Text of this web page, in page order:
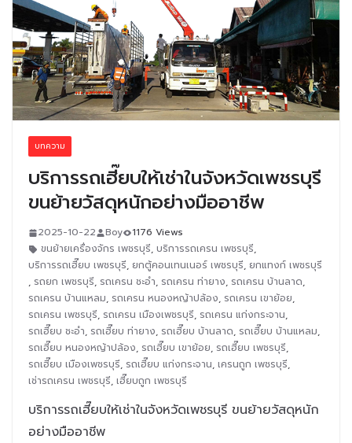
บทความ
บริการรถเฮี๊ยบให้เช่าในจังหวัดเพชรบุรี
ขนย้ายวัสดุหนักอย่างมืออาชีพ
2025-10-22 Boy
1176 Views
ขนย้ายเครื่องจักร เพชรบุรี, บริการรถเครน เพชรบุรี,
บริการรถเฮี๊ยบ เพชรบุรี, ยกตู้คอนเทนเนอร์ เพชรบุรี, ยกแทงก์ เพชรบุรี
, รถยก เพชรบุรี, รถเครน ชะอำ, รถเครน ท่ายาง, รถเครน บ้านลาด,
รถเครน บ้านแหลม, รถเครน หนองหญ้าปล้อง, รถเครน เขาย้อย,
รถเครน เพชรบุรี, รถเครน เมืองเพชรบุรี, รถเครน แก่งกระจาน,
รถเฮี๊ยบ ชะอำ, รถเฮี๊ยบ ท่ายาง, รถเฮี๊ยบ บ้านลาด, รถเฮี๊ยบ บ้านแหลม,
รถเฮี๊ยบ หนองหญ้าปล้อง, รถเฮี๊ยบ เขาย้อย, รถเฮี๊ยบ เพชรบุรี,
รถเฮี๊ยบ เมืองเพชรบุรี, รถเฮี๊ยบ แก่งกระจาน, เครนถูก เพชรบุรี,
เช่ารถเครน เพชรบุรี, เฮี๊ยบถูก เพชรบุรี
บริการรถเฮี๊ยบให้เช่าในจังหวัดเพชรบุรี ขนย้ายวัสดุหนัก
อย่างมืออาชีพ